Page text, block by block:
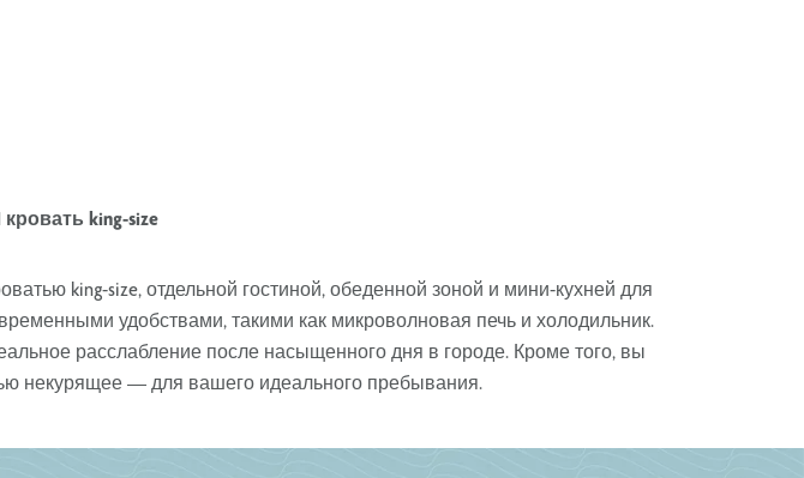
king-size
king-size, отдельной гостиной, обеденной зоной и мини-кухней для
удобствами, такими как микроволновая печь и холодильник.
расслабление после насыщенного дня в городе. Кроме того, вы
некурящее — для вашего идеального пребывания.